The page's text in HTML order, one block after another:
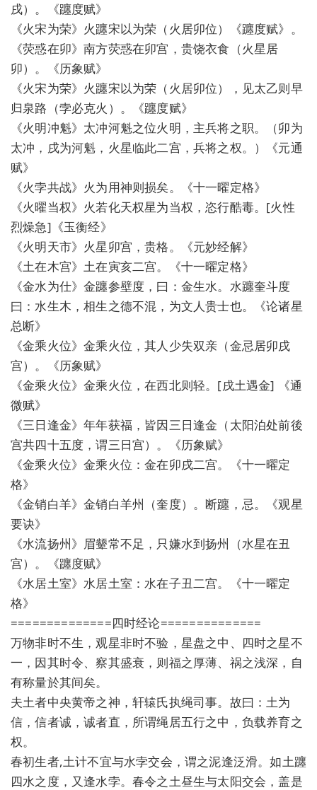
戌）。《躔度赋》
《火宋为荣》火躔宋以为荣（火居卯位）《躔度赋》。
《荧惑在卯》南方荧惑在卯宫，贵饶衣食（火星居
卯）。《历象赋》
《火宋为荣》火躔宋以为荣（火居卯位），见太乙则早
归泉路（孛必克火）。《躔度赋》
《火明冲魁》太冲河魁之位火明，主兵将之职。（卯为
太冲，戌为河魁，火星临此二宫，兵将之权。）《元通
赋》
《火孛共战》火为用神则损矣。《十一曜定格》
《火曜当权》火若化天权星为当权，恣行酷毒。[火性
烈燥急]《玉衡经》
《火明天市》火星卯宫，贵格。《元妙经解》
《土在木宫》土在寅亥二宫。《十一曜定格》
《金水为仕》金躔参壁度，曰：金生水。水躔奎斗度
曰：水生木，相生之德不混，为文人贵士也。《论诸星
总断》
《金乘火位》金乘火位，其人少失双亲（金忌居卯戌
宫）。《历象赋》
《金乘火位》金乘火位，在西北则轻。[戌土遇金] 《通
微赋》
《三日逢金》年年获福，皆因三日逢金（太阳泊处前後
宫共四十五度，谓三日宫）。《历象赋》
《金乘火位》金乘火位：金在卯戌二宫。《十一曜定
格》
《金销白羊》金销白羊州（奎度）。断躔，忌。《观星
要诀》
《水流扬州》眉颦常不足，只嫌水到扬州（水星在丑
宫）。《躔度赋》
《水居土室》水居土室：水在子丑二宫。《十一曜定
格》
==============四时经论==============
万物非时不生，观星非时不验，星盘之中、四时之星不
一，因其时令、察其盛衰，则福之厚薄、祸之浅深，自
有称量於其间矣。
夫土者中央黄帝之神，轩辕氏执绳司事。故曰：土为
信，信者诚，诚者直，所谓绳居五行之中，负载养育之
权。
春初生者,土计不宜与水孛交会，谓之泥逢泛滑。如土躔
四水之度，又逢水孛。春令之土昼生与太阳交会，盖是